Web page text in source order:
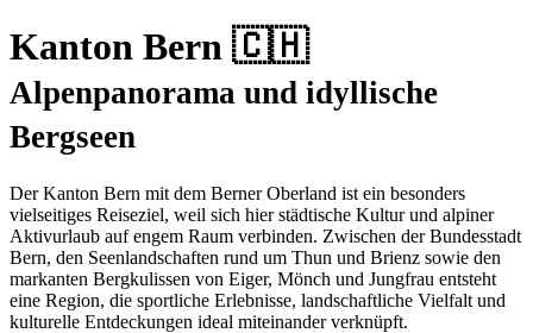
Kanton Bern 🇨🇭
Alpenpanorama und idyllische
Bergseen
Der Kanton Bern mit dem Berner Oberland ist ein besonders
vielseitiges Reiseziel, weil sich hier städtische Kultur und alpiner
Aktivurlaub auf engem Raum verbinden. Zwischen der Bundesstadt
Bern, den Seenlandschaften rund um Thun und Brienz sowie den
markanten Bergkulissen von Eiger, Mönch und Jungfrau entsteht
eine Region, die sportliche Erlebnisse, landschaftliche Vielfalt und
kulturelle Entdeckungen ideal miteinander verknüpft.